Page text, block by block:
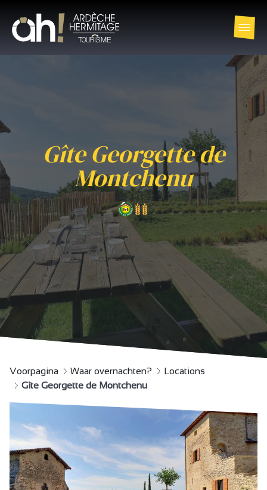
Gîte Georgette de
Montchenu
Voorpagina Waar overnachten?
Locations
Gîte Georgette de Montchenu